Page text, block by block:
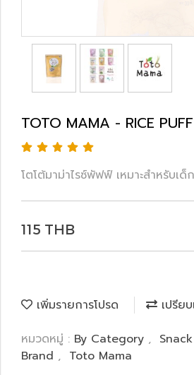
TOTO MAMA - RICE PUFF
โตโต้มาม่าไรซ์พัฟฟ์ เหมาะสำหรับเ
115 THB
เพิ่มรายการโปรด
เปรีย
หมวดหมู่ : By Category ,
Brand , Toto Mama